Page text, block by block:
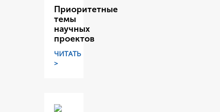
Приоритетные
темы
научных
проектов
ЧИТАТЬ
>